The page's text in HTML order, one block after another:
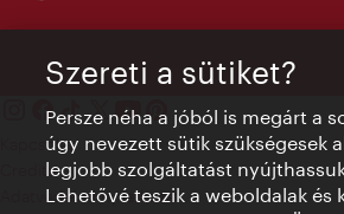
Kapcsolat
Credits
Adatvédelmi nyilatkozat
Szereti a sütiket?
Persze néha a jóból is megárt a
úgy nevezett sütik szükségesek
legjobb szolgáltatást
Lehetővé teszik a weboldalak és